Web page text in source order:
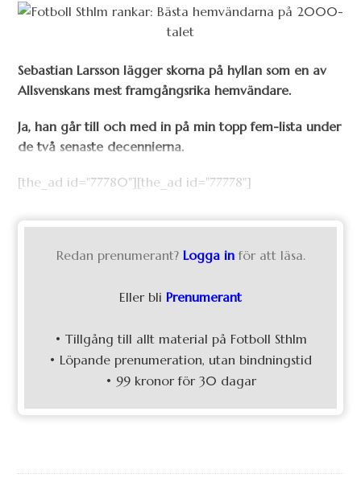
Sebastian Larsson lägger skorna på hyllan som en av
Allsvenskans mest framgångsrika hemvändare.
Ja, han går till och med in på min topp fem-lista under
de två senaste decennierna.
[the_ad id="77780"][the_ad id="77778"]
Redan prenumerant? Logga in för att läsa.
Eller bli Prenumerant
• Tillgång till allt material på Fotboll Sthlm
• Löpande prenumeration, utan bindningstid
• 99 kronor för 30 dagar